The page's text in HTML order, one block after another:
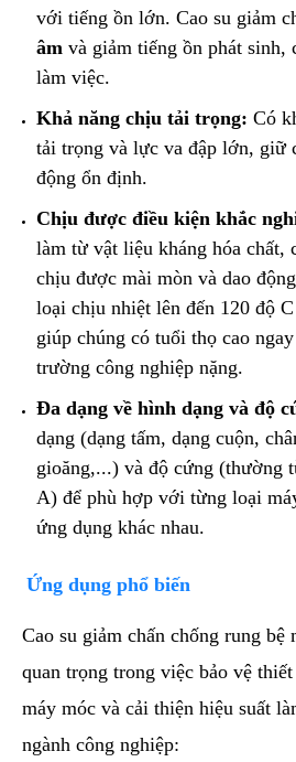
với tiếng ồn lớn. Cao su giảm
âm và giảm tiếng ồn phát sinh,
làm việc.
Khả năng chịu tải trọng: Có
tải trọng và lực va đập lớn, giữ
động ổn định.
Chịu được điều kiện khắc
làm từ vật liệu kháng hóa chất,
chịu được mài mòn và dao
loại chịu nhiệt lên đến 120 độ C
giúp chúng có tuổi thọ cao
trường công nghiệp nặng.
Đa dạng về hình dạng và độ
dạng (dạng tấm, dạng cuộn,
gioăng,...) và độ cứng (thường
A) để phù hợp với từng loại
ứng dụng khác nhau.
​Ứng dụng phổ biến
​Cao su giảm chấn chống rung bệ
quan trọng trong việc bảo vệ
máy móc và cải thiện hiệu suất
ngành công nghiệp: